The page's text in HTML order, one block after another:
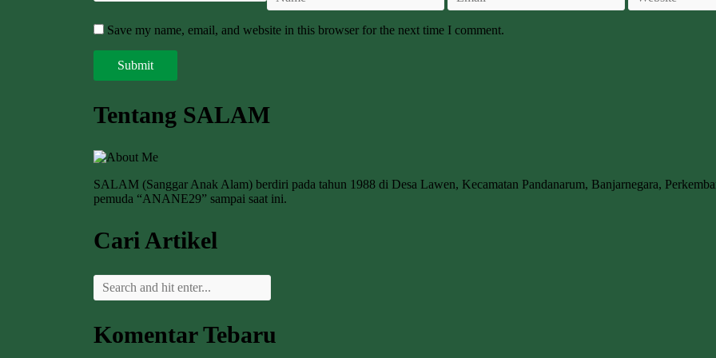
Save my name, email, and website in this browser for the next time I comment.
Tentang SALAM
SALAM (Sanggar Anak Alam) berdiri pada tahun 1988 di Desa Lawen, Kecamatan Pandanarum, Banjarnegara,
pemuda “ANANE29” sampai saat ini.
Cari Artikel
Komentar Tebaru